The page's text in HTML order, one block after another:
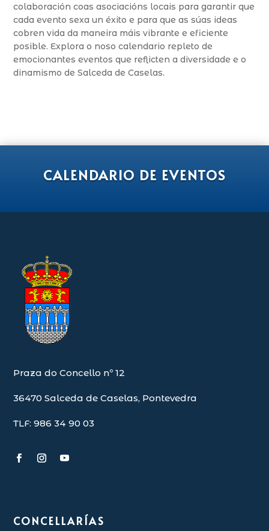
colaboración coas asociacións locais para garantir que
cada evento sexa un éxito e para que as súas ideas
cobren vida da maneira máis vibrante e eficiente
posible. Explora o noso calendario repleto de
emocionantes eventos que reflicten a diversidade e o
dinamismo de Salceda de Caselas.
CALENDARIO DE EVENTOS
Praza do Concello nº 12
36470 Salceda de Caselas, Pontevedra
TLF: 986 34 90 03
CONCELLARÍAS